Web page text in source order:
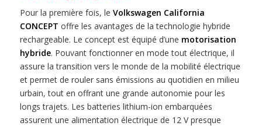
Pour la première fois, le Volkswagen California
CONCEPT offre les avantages de la technologie hybride
rechargeable. Le concept est équipé d’une motorisation
hybride. Pouvant fonctionner en mode tout électrique, il
assure la transition vers le monde de la mobilité électrique
et permet de rouler sans émissions au quotidien en milieu
urbain, tout en offrant une grande autonomie pour les
longs trajets. Les batteries lithium-ion embarquées
assurent une alimentation électrique de 12 V presque